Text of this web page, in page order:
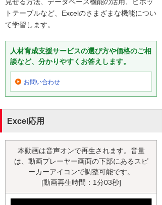
トテーブルなど、Excelのさまざまな機能につい
て学習します。
人材育成支援サービスの選び方や価格のご相
談など、分かりやすくお答えします。
お問い合わせ
Excel応用
本動画は音声オンで再生されます。音量
は、動画プレーヤー画面の下部にあるスピ
ーカーアイコンで調整可能です。
[動画再生時間：1分03秒]